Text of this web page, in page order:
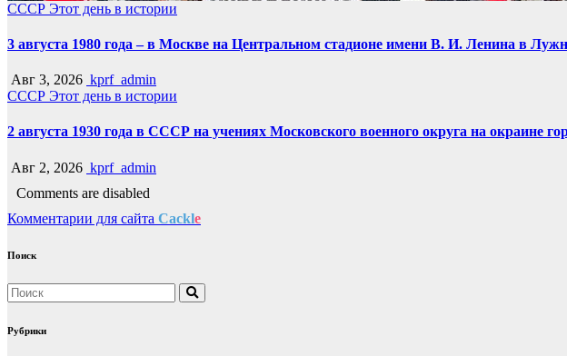
СССР Этот день в истории
3 августа 1980 года – в Москве на Центральном стадионе имени В. И. Ленина в
Авг 3, 2026 kprf_admin
СССР Этот день в истории
2 августа 1930 года в СССР на учениях Московского военного округа на окраине
Авг 2, 2026 kprf_admin
Comments are disabled
Комментарии для сайта Cackle
Поиск
Рубрики